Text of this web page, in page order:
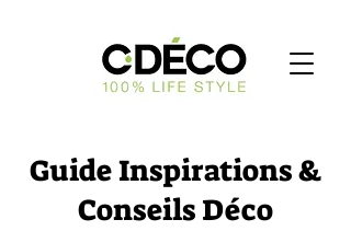
Guide Inspirations &
Conseils Déco